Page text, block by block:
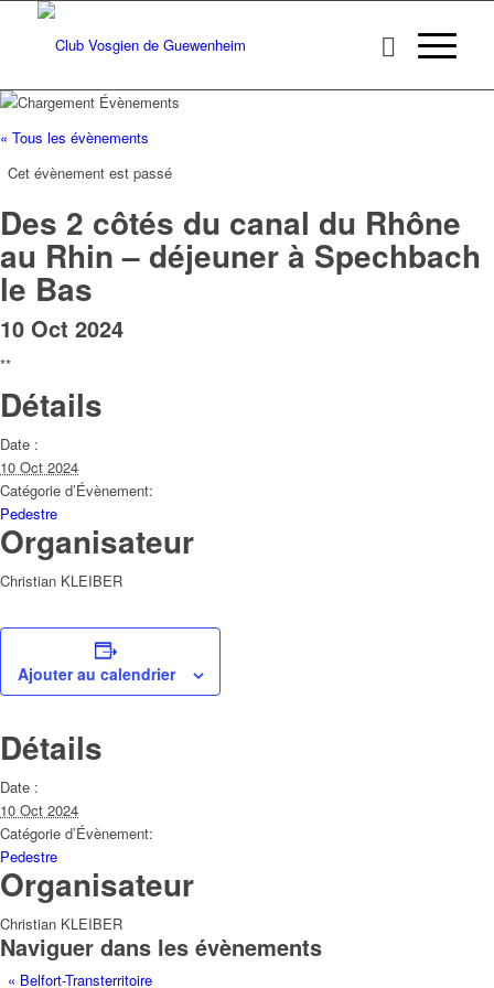
« Tous les évènements
Cet évènement est passé
Des 2 côtés du canal du Rhône
au Rhin – déjeuner à Spechbach
le Bas
10 Oct 2024
**
Détails
Date :
10 Oct 2024
Catégorie d’Évènement:
Pedestre
Organisateur
Christian KLEIBER
Ajouter au calendrier
Détails
Date :
10 Oct 2024
Catégorie d’Évènement:
Pedestre
Organisateur
Christian KLEIBER
Naviguer dans les évènements
« Belfort-Transterritoire